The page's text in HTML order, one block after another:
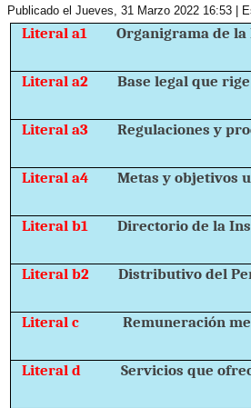
Publicado el Jueves, 31 Marzo 2022 16:53
Literal a1Organigrama de
Literal a2Base legal que
Literal a3Regulaciones y
Literal a4Metas y objetivos
Literal b1Directorio de la
Literal b2Distributivo del
Literal c Remuneración
Literal dServicios que